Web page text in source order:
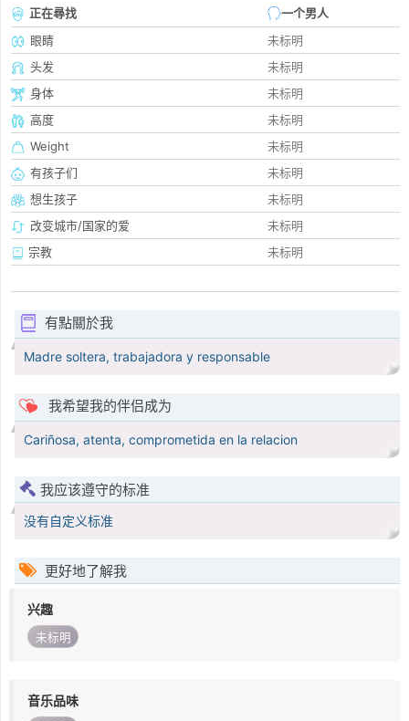
正在尋找
一个男人
眼睛
未标明
头发
未标明
身体
未标明
高度
未标明
Weight
未标明
有孩子们
未标明
想生孩子
未标明
改变城市/国家的爱
未标明
宗教
未标明
有點關於我
Madre soltera, trabajadora y responsable
我希望我的伴侣成为
Cariñosa, atenta, comprometida en la relacion
我应该遵守的标准
没有自定义标准
更好地了解我
兴趣
未标明
音乐品味